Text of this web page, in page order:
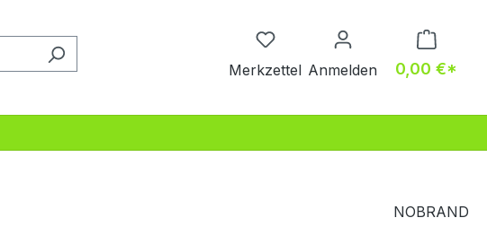
Du hast 0 Produkte auf dem
Merkzettel Anmelden 0,00 €*
NOBRAND